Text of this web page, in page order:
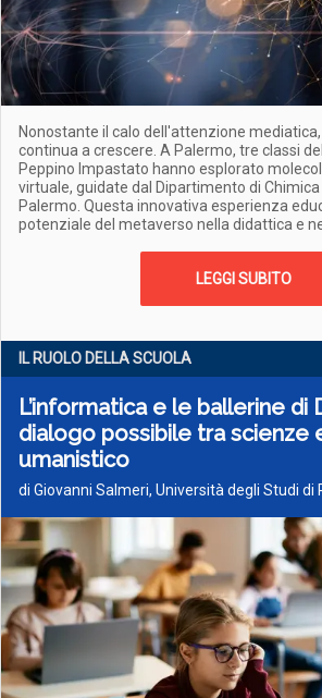
Nonostante il calo dell'attenzione
continua a crescere. A Palermo, tre classi
Peppino Impastato hanno esplorato
virtuale, guidate dal Dipartimento di
Palermo. Questa innovativa esperienza
potenziale del metaverso nella didattica e
LEGGI SUBITO
IL RUOLO DELLA SCUOLA
L’informatica e le ballerine di
dialogo possibile tra scienze
umanistico
di Giovanni Salmeri, Università degli Studi di